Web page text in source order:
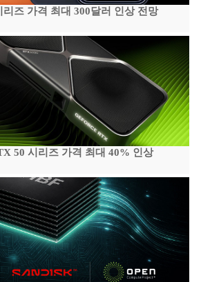
즈 가격 최대 300달러 인상 전망
50 시리즈 가격 최대 40% 인상